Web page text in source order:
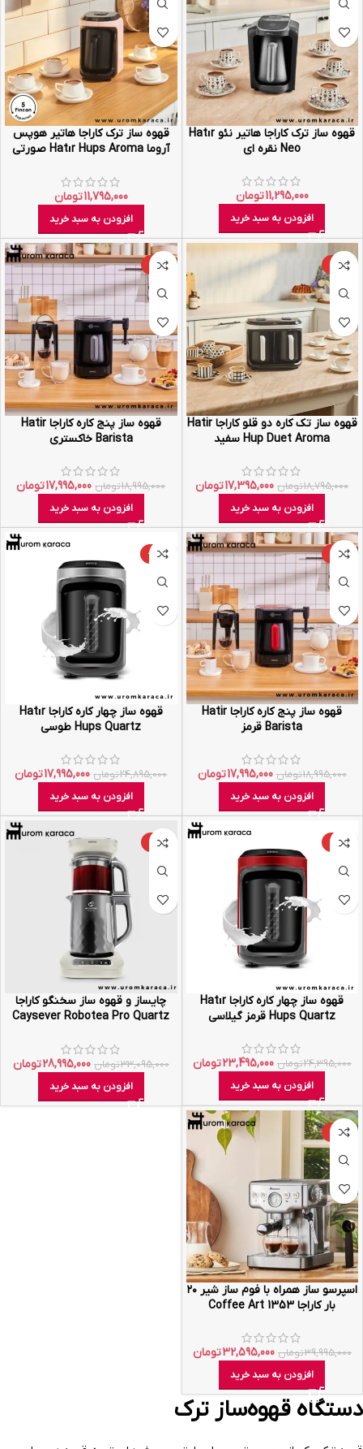
قهوه‌ ساز ترک کاراجا هاتیر نئو Hatır
Neo نقره ای
11,295,000تومان
افزودن به سبد خرید
قهوه ساز ترک کاراجا هاتیر هوپس
آروما Hatır Hups Aroma صورتی
11,795,000تومان
افزودن به سبد خرید
-7%
قهوه ساز تک کاره دو قلو کاراجا Hatir
Hup Duet Aroma سفید
18,795,000تومان 17,395,000تومان
افزودن به سبد خرید
-5%
قهوه ساز پنج کاره کاراجا Hatir
Barista خاکستری
18,995,000تومان 17,995,000تومان
افزودن به سبد خرید
-5%
قهوه ساز پنج کاره کاراجا Hatir
Barista قرمز
18,995,000تومان 17,995,000تومان
افزودن به سبد خرید
-28%
قهوه ساز چهار کاره کاراجا Hatır
Hups Quartz طوسی
24,895,000تومان 17,995,000تومان
افزودن به سبد خرید
-4%
قهوه ساز چهار کاره کاراجا Hatır
Hups Quartz قرمز گیلاسی
24,395,000تومان 23,495,000تومان
افزودن به سبد خرید
-12%
چایساز و قهوه ساز سخنگو کاراجا
Caysever Robotea Pro Quartz
33,095,000تومان 28,995,000تومان
افزودن به سبد خرید
-19%
اسپرسو ساز همراه با فوم ساز شیر ۲۰
بار کاراجا Coffee Art 1353
39,995,000تومان 32,595,000تومان
افزودن به سبد خرید
دستگاه قهوه‌ساز ترک